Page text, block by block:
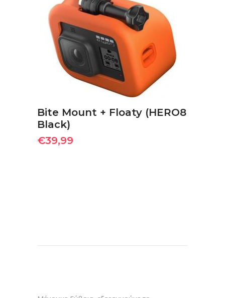
ΠΡΟΣΘΉΚΗ ΣΤΟ ΚΑΛΆΘΙ
Bite Mount + Floaty (HERO8
Black)
€39,99